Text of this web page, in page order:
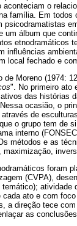
o
família. Em todos
psicodramatistas
um álbum que
etnodramáticos
influências
local fechado e
de Moreno (1974:
". No primeiro ato
das histórias
ocasião, o
de
o grupo tem de
interno
métodos e as
foram
(CVPA),
ato e com
a direção tece
as